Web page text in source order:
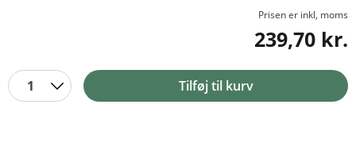
Prisen er inkl, moms
239,70 kr.
1 Tilføj til kurv